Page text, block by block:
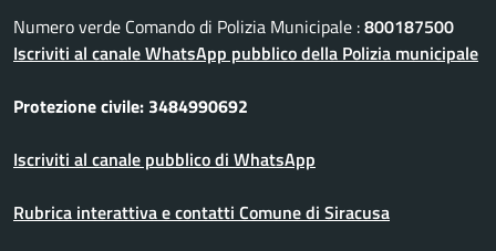
Numero verde Comando di Polizia Municipale :800187500
Iscriviti al canale WhatsApp pubblico della Polizia municipale
Protezione civile: 3484990692
Iscriviti al canale pubblico di WhatsApp
Rubrica interattiva e contatti Comune di Siracusa